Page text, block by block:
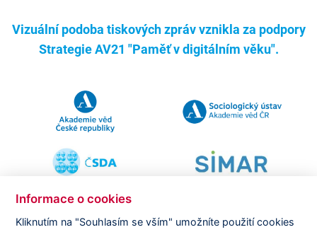
Vizuální podoba tiskových zpráv vznikla za podpory
Strategie AV21 "Paměť v digitálním věku".
Informace o cookies
Kliknutím na "Souhlasím se vším" umožníte použití cookies